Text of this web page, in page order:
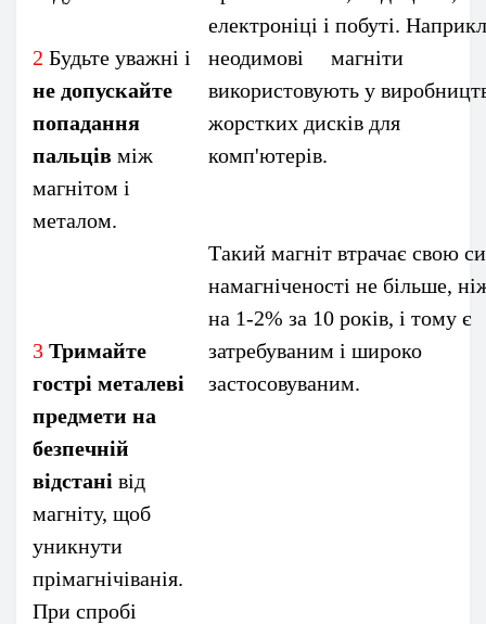
2 Будьте уважні і
не допускайте
попадання
пальців між
магнітом і
металом.
3 Тримайте
гострі металеві
предмети на
безпечній
відстані від
магніту, щоб
уникнути
прімагнічіванія.
При спробі
електроніці і побуті.
неодимові магніти
використовують у
жорстких дисків для
Такий магніт втрачає свою
намагніченості не більше,
на 1-2% за 10 років, і тому є
затребуваним і широко
застосовуваним.